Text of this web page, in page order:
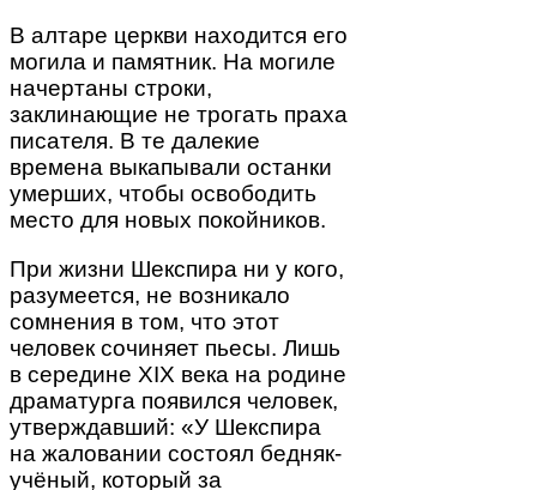
В алтаре церкви находится его
могила и памятник. На могиле
начертаны строки,
заклинающие не трогать праха
писателя. В те далекие
времена выкапывали останки
умерших, чтобы освободить
место для новых покойников.
При жизни Шекспира ни у кого,
разумеется, не возникало
сомнения в том, что этот
человек сочиняет пьесы. Лишь
в середине XIX века на родине
драматурга появился человек,
утверждавший: «У Шекспира
на жаловании состоял бедняк-
учёный, который за